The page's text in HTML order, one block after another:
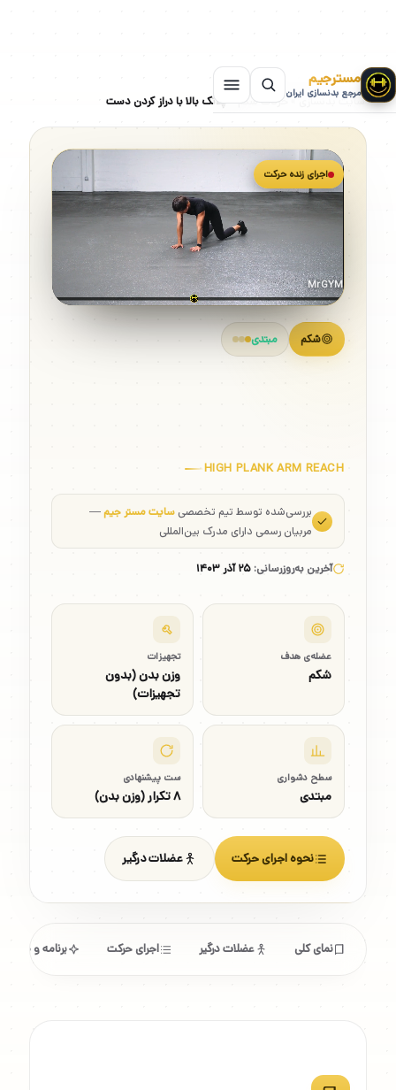
مسترجیم
مرجع بدنسازی ایران
سایت بدنسازی»حرکات شکم»پلانک بالا با دراز کردن دست
شکم مبتدی
HIGH PLANK ARM REACH
بررسی‌شده توسط تیم تخصصیسایت مستر جیم—
مربیان رسمی دارای مدرک بین‌المللی
آخرین به‌روزرسانی:۲۵ آذر ۱۴۰۳
عضله‌ی هدف
شکم
تجهیزات
وزن بدن (بدون
تجهیزات)
سطح دشواری
مبتدی
ست پیشنهادی
۸ تکرار (وزن بدن)
نحوه اجرای حرکت عضلات درگیر
اجرای زنده حرکت
MrGYM
نمای کلی عضلات درگیر اجرای حرکت برنامه و